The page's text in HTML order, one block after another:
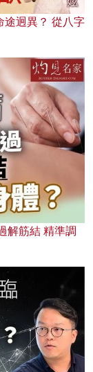
途迥異？ 從八字
解筋結 精準調